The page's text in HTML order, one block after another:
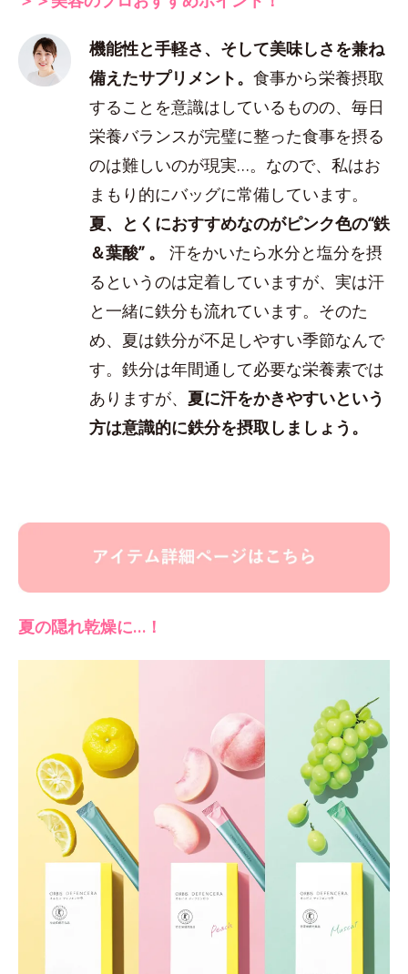
機能性と手軽さ、そして美味しさを兼ね
備えたサプリメント。食事から栄養摂取
することを意識はしているものの、毎日
栄養バランスが完璧に整った食事を摂る
のは難しいのが現実…。なので、私はお
まもり的にバッグに常備しています。
夏、とくにおすすめなのがピンク色の“鉄
＆葉酸” 。汗をかいたら水分と塩分を摂
るというのは定着していますが、実は汗
と一緒に鉄分も流れています。そのた
め、夏は鉄分が不足しやすい季節なんで
す。鉄分は年間通して必要な栄養素では
ありますが、 夏に汗をかきやすいという
方は意識的に鉄分を摂取しましょう。
夏の隠れ乾燥に…！